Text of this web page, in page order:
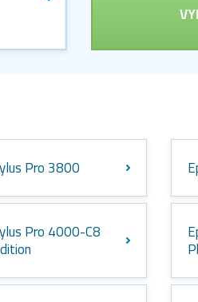
Pro 3800
Pro 4000-C8